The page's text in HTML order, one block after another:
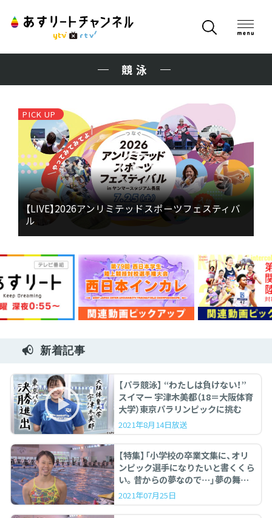
競泳
【LIVE】2026アンリミテッドスポーツフェスティバ
ル
PICK UP
新着記事
【パラ競泳】 “わたしは負けない！”
スイマー 宇津木美都（18＝大阪体育
大学）東京パラリンピックに挑む
2021年8月14日放送
【特集】「小学校の卒業文集に、オリ
ンピック選手になりたいと書くくら
い。昔からの夢なので…」夢の舞台
へ。競泳、小西杏奈選手が挑む東京
オリンピック。
2021年07月25日